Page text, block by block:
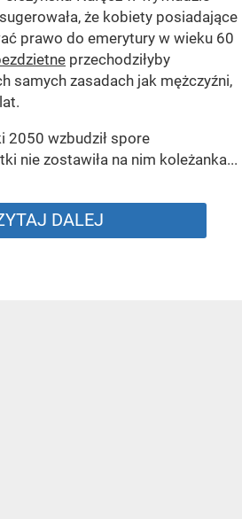
że kobiety posiadające
prawo do emerytury w wieku 60
przechodziłyby
samych zasadach jak mężczyźni,
2050 wzbudził spore
nie zostawiła na nim koleżanka...
DALEJ